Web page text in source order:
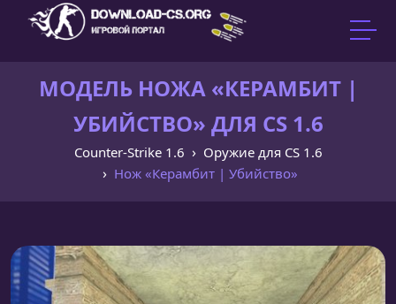
МОДЕЛЬ НОЖА «КЕРАМБИТ |
УБИЙСТВО» ДЛЯ CS 1.6
Counter-Strike 1.6
Оружие для CS 1.6
Нож «Керамбит | Убийство»